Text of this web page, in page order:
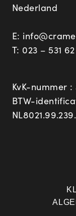
Nederland
E:
T: 023 – 531
KvK-nummer :
BTW-